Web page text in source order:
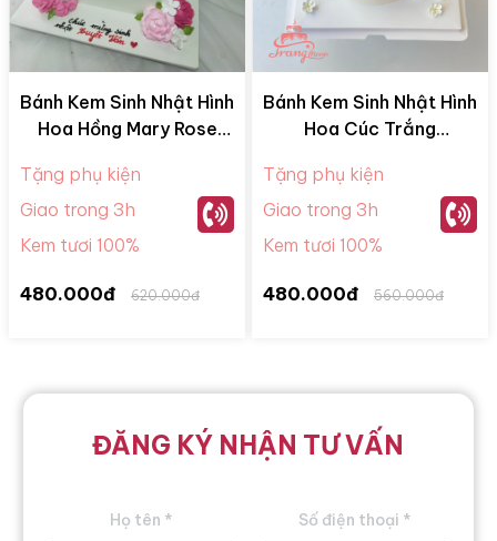
Bánh Kem Sinh Nhật Hình
Hoa Hồng Mary Rose
Tặng phụ kiện
Giao trong 3h
Kem tươi 100%
480.000đ 620.000đ
Bánh Kem Sinh Nhật Hình
Hoa Cúc Trắng
Tặng phụ kiện
Giao trong 3h
Kem tươi 100%
480.000đ 560.000đ
ĐĂNG KÝ NHẬN TƯ VẤN